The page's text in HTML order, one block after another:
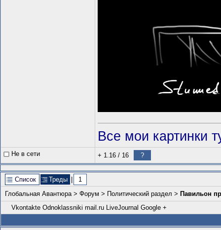
Все мои картинки
Не в сети + 1.16 / 16 ?
Список Треды
1
Глобальная Авантюра> Форум > Политический раздел > Павильон
Vkontakte Odnoklassniki mail.ru LiveJournal Google +